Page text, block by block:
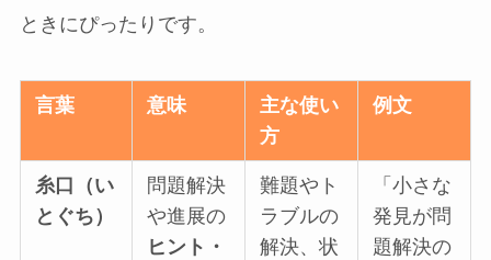
ときにぴったりです。
言葉 意味
主な使い
方
例文
糸口（い
とぐち）
問題解決
や進展の
ヒント・
難題やト
ラブルの
解決、状
「小さな
発見が問
題解決の